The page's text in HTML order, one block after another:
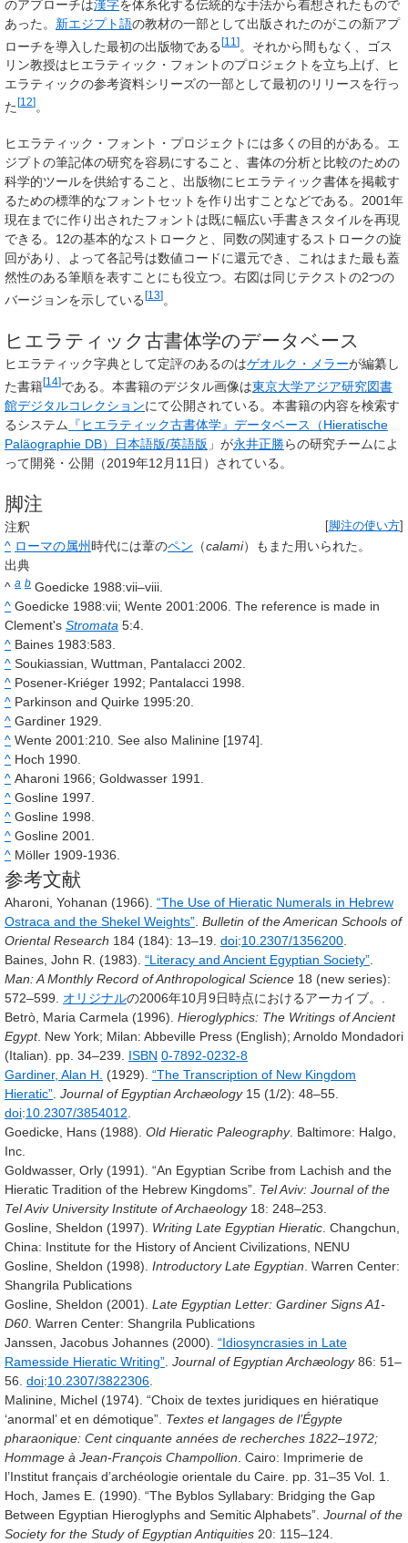
のアプローチは漢字を体系化する伝統的な手法から着想されたもので
あった。 新エジプト語の教材の一部として出版されたのがこの新アプ
ローチを導入した最初の出版物である[11 ]。それから間もなく、ゴス
リン教授はヒエラティック・フォントのプロジェクトを立ち上げ、ヒ
エラティックの参考資料シリーズの一部として最初のリリースを行っ
た [12] 。
ヒエラティック・フォント・プロジェクトには多くの目的がある。エ
ジプトの筆記体の研究を容易にすること、書体の分析と比較のための
科学的ツールを供給すること、出版物にヒエラティック書体を掲載す
るための標準的なフォントセットを作り出すことなどである。2001年
現在までに作り出されたフォントは既に幅広い手書きスタイルを再現
できる。12の基本的なストロークと、同数の関連するストロークの旋
回があり、よって各記号は数値コードに還元でき、これはまた最も蓋
然性のある筆順を表すことにも役立つ。右図は同じテクストの2つの
バージョンを示している[13]。
ヒエラティック古書体学のデータベース
ヒエラティック字典として定評のあるのはゲオルク・メラーが編纂し
た書籍[14]である。本書籍のデジタル画像は東京大学アジア研究図書
館デジタルコレクションにて公開されている。本書籍の内容を検索す
るシステム
『ヒエラティック古書体学』データベース（Hieratische
Paläographie DB）日本語版/英語版 」が永井正勝らの研究チームによ
って開発・公開（2019年12月11日）されている。
脚注
脚注の使い方
注釈
^ ローマの属州時代には葦のペン （calami）もまた用いられた。
出典
^ a b Goedicke 1988:vii–viii.
^ Goedicke 1988:vii; Wente 2001:2006. The reference is made in
Clement's Stromata 5:4.
^ Baines 1983:583.
^ Soukiassian, Wuttman, Pantalacci 2002.
^ Posener-Kriéger 1992; Pantalacci 1998.
^ Parkinson and Quirke 1995:20.
^ Gardiner 1929.
^ Wente 2001:210. See also Malinine [1974].
^ Hoch 1990.
^ Aharoni 1966; Goldwasser 1991.
^ Gosline 1997.
^ Gosline 1998.
^ Gosline 2001.
^ Möller 1909-1936.
参考文献
Aharoni, Yohanan (1966). “The Use of Hieratic Numerals in Hebrew
Ostraca and the Shekel Weights” Bulletin of the American Schools of
Oriental Research 184 (184): 13–19. doi:10.2307/1356200
Baines, John R. (1983). “Literacy and Ancient Egyptian Society”
Man: A Monthly Record of Anthropological Science 18 (new series):
572–599. オリジナルの2006年10月9日時点におけるアーカイブ。
Betrò, Maria Carmela (1996). Hieroglyphics: The Writings of Ancient
Egypt. New York; Milan: Abbeville Press (English); Arnoldo Mondadori
(Italian). pp. 34–239. ISBN 0-7892-0232-8
Gardiner, Alan H.
(1929). “The Transcription of New Kingdom
Hieratic” Journal of Egyptian Archæology 15 (1/2): 48–55.
doi:10.2307/3854012
Goedicke, Hans (1988). Old Hieratic Paleography. Baltimore: Halgo,
Inc.
Goldwasser, Orly (1991). “An Egyptian Scribe from Lachish and the
Hieratic Tradition of the Hebrew Kingdoms”. Tel Aviv: Journal of the
Tel Aviv University Institute of Archaeology 18: 248–253.
Gosline, Sheldon (1997). Writing Late Egyptian Hieratic . Changchun,
China: Institute for the History of Ancient Civilizations, NENU
Gosline, Sheldon (1998). Introductory Late Egyptian . Warren Center:
Shangrila Publications
Gosline, Sheldon (2001). Late Egyptian Letter: Gardiner Signs A1-
D60 . Warren Center: Shangrila Publications
Janssen, Jacobus Johannes (2000). “Idiosyncrasies in Late
Ramesside Hieratic Writing” Journal of Egyptian Archæology 86: 51–
56. doi:10.2307/3822306
Malinine, Michel (1974). “Choix de textes juridiques en hiératique
‘anormal’ et en démotique”. Textes et langages de l’Égypte
pharaonique: Cent cinquante années de recherches 1822–1972;
Hommage à Jean-François Champollion . Cairo: Imprimerie de
l’Institut français d’archéologie orientale du Caire. pp. 31–35 Vol. 1.
Hoch, James E. (1990). “The Byblos Syllabary: Bridging the Gap
Between Egyptian Hieroglyphs and Semitic Alphabets”. Journal of the
Society for the Study of Egyptian Antiquities 20: 115–124.